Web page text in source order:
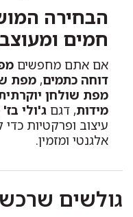
הבחירה
חמים ומעוצב
אם אתם מחפשים
דוחה כתמים, מפת שולחן
מפת שולחן
מידות, דגם ג'ולי בז'
עיצוב ופרקטיות
אלגנטי ומזמין.
גולשים